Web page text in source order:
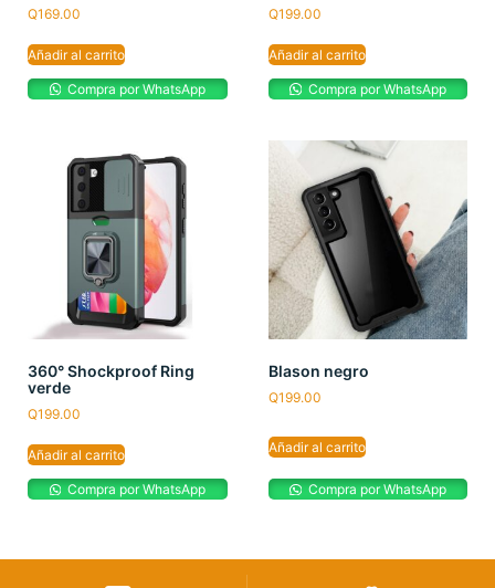
Q169.00
Añadir al carrito
Compra por WhatsApp
Q199.00
Añadir al carrito
Compra por WhatsApp
360° Shockproof Ring
verde
Q199.00
Añadir al carrito
Compra por WhatsApp
Blason negro
Q199.00
Añadir al carrito
Compra por WhatsApp